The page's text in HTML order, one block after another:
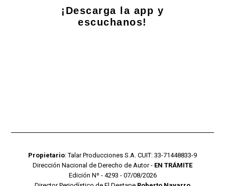
¡Descarga la app y
escuchanos!
Propietario: Talar Producciones S.A. CUIT: 33-71448833-9
Dirección Nacional de Derecho de Autor - EN TRÁMITE
Edición Nº - 4293 - 07/08/2026